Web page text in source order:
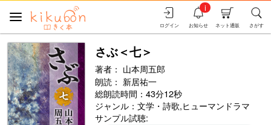
さがす
ネット通販
お知らせ
i
ログイン
さぶ＜七＞
著者： 山本周五郎
朗読： 新居祐一
総朗読時間：43分12秒
ジャンル： 文学・詩歌,ヒューマンドラマ
サンプル試聴: